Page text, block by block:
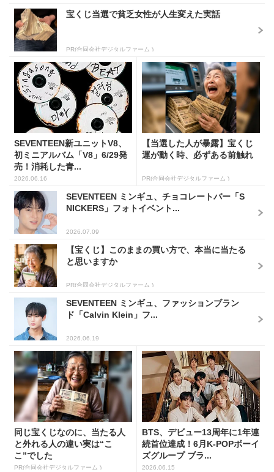
宝くじ当選で貧乏女性が人生変えた実話
PR(合同会社デジタルファーム )
SEVENTEEN新ユニットV8、
初ミニアルバム「V8」6/29発
売！消耗した青...
2026.06.16
【当選した人が暴露】宝くじ
運が動く時、必ずある前触れ
PR(合同会社デジタルファーム )
SEVENTEEN ミンギュ、チョコレートバー「S
NICKERS」フォトイベント...
2026.07.09
【宝くじ】このままの買い方で、本当に当たる
と思いますか
PR(合同会社デジタルファーム )
SEVENTEEN ミンギュ、ファッションブラン
ド「Calvin Klein」フ...
2026.06.19
同じ宝くじなのに、当たる人
と外れる人の違い実は“こ
こ”でした
PR(合同会社デジタルファーム )
BTS、デビュー13周年に1年連
続首位達成！6月K-POPボーイ
ズグループ ブラ...
2026.06.15